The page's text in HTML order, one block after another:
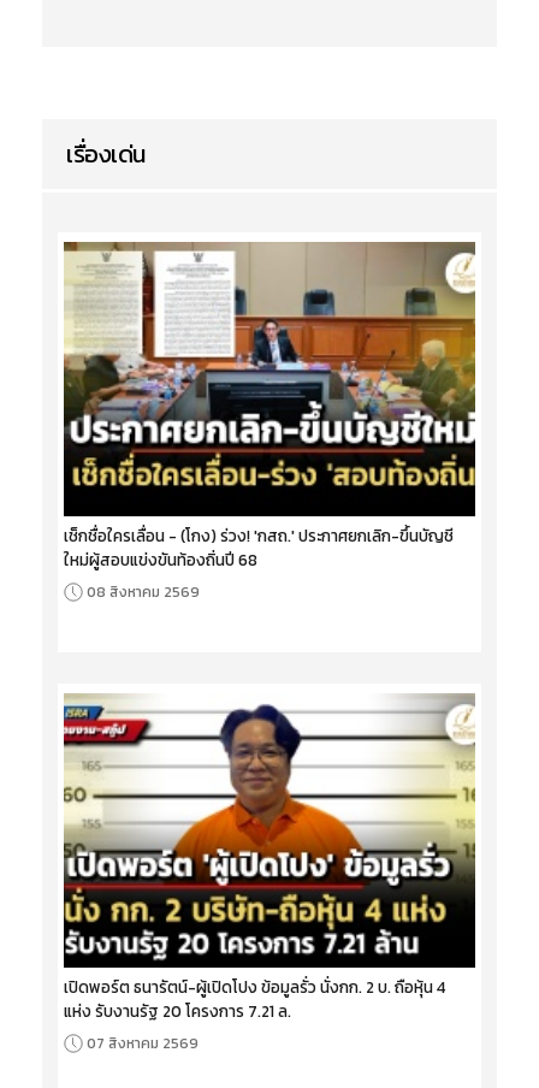
เรื่องเด่น
เช็กชื่อใครเลื่อน - (โกง) ร่วง! 'กสถ.' ประกาศยกเลิก-ขึ้นบัญชี
ใหม่ผู้สอบแข่งขันท้องถิ่นปี 68
08 สิงหาคม 2569
เปิดพอร์ต ธนารัตน์-ผู้เปิดโปง ข้อมูลรั่ว นั่งกก. 2 บ. ถือหุ้น 4
แห่ง รับงานรัฐ 20 โครงการ 7.21 ล.
07 สิงหาคม 2569